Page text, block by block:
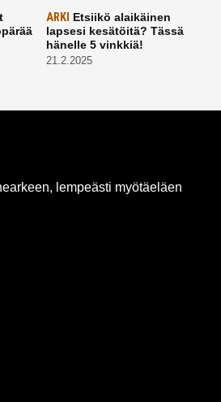
ARKI Etsiikö alaikäinen
lapsesi kesätöitä? Tässä
hänelle 5 vinkkiä!
21.2.2025
lempeästi myötäeläen